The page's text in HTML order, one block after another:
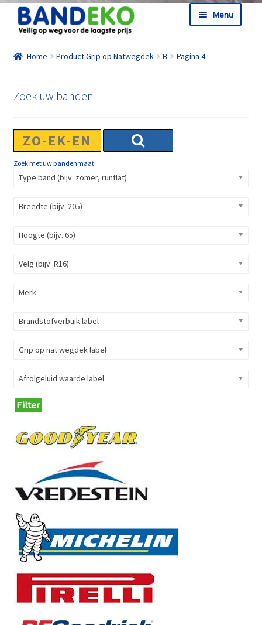
Ga door naar navigatie
Ga naar de inhoud
Menu
Informatie
Afrekenen
Home Product Grip op Natwegdek B Pagina 4
Zoek uw banden
Zoek met uw bandenmaat
Type band (bijv. zomer, runflat)
Breedte (bijv. 205)
Hoogte (bijv. 65)
Velg (bijv. R16)
Merk
Brandstofverbuik label
Grip op nat wegdek label
Afrolgeluid waarde label
Filter